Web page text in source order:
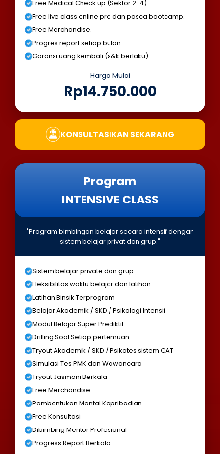
Free Medical Check up (Sektor 2-4)
Free live class online pra dan pasca bootcamp.
Free Merchandise.
Progres report setiap bulan.
Garansi uang kembali (s&k berlaku).
Harga Mulai
Rp14.750.000
KONSULTASIKAN SEKARANG
Program
INTENSIVE CLASS
"Program bimbingan belajar secara intensif dengan
sistem belajar privat dan grup."
Sistem belajar private dan grup
Fleksibilitas waktu belajar dan latihan
Latihan Binsik Terprogram
Belajar Akademik / SKD / Psikologi Intensif
Modul Belajar Super Prediktif
Drilling Soal Setiap pertemuan
Tryout Akademik / SKD / Psikotes sistem CAT
Simulasi Tes PMK dan Wawancara
Tryout Jasmani Berkala
Free Merchandise
Pembentukan Mental Kepribadian
Free Konsultasi
Dibimbing Mentor Profesional
Progress Report Berkala